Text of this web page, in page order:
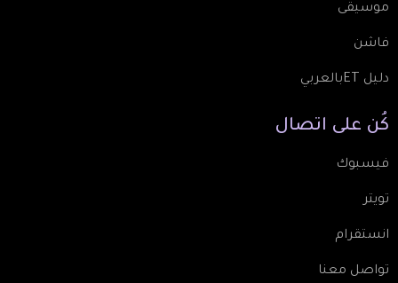
موسيقى
فاشن
دليل ETبالعربي
كُن على اتصال
فيسبوك
تويتر
انستقرام
تواصل معنا